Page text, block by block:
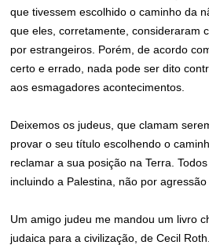
que tivessem escolhido o caminho da
que eles, corretamente, consideraram
por estrangeiros. Porém, de acordo
certo e errado, nada pode ser dito
aos esmagadores acontecimentos.
Deixemos os judeus, que clamam
provar o seu título escolhendo o
reclamar a sua posição na Terra.
incluindo a Palestina, não por
Um amigo judeu me mandou um livro
judaica para a civilização, de Cecil